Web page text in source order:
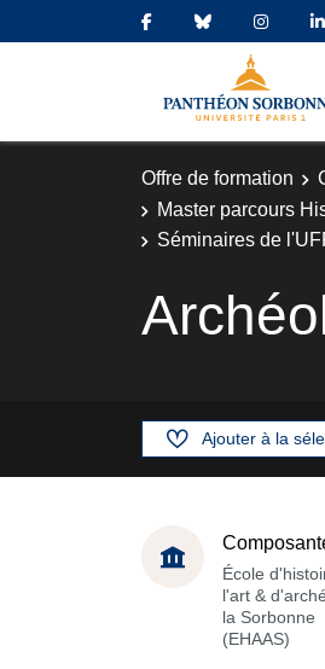
Offre de formation
Master parcours
Séminaires de
Ajouter à la
École
l'art &
la Sorbonne
(EHAAS)